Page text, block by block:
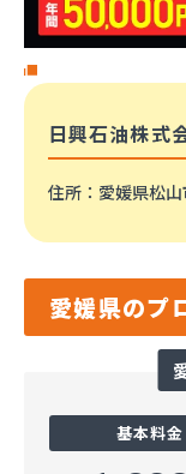
日興石油株式
住所 ：愛媛県松
愛媛県のプ
基本料金